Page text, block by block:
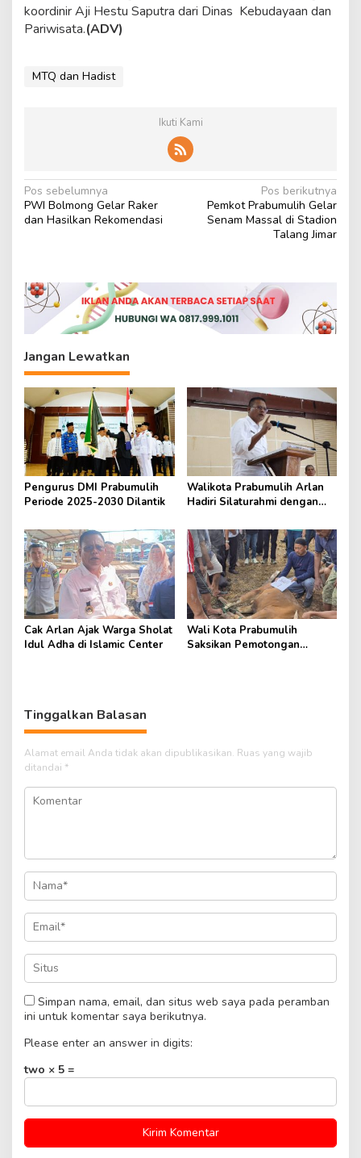
koordinir Aji Hestu Saputra dari Dinas Kebudayaan dan
Pariwisata.(ADV)
MTQ dan Hadist
Ikuti Kami
N
a
g
a
s
i
p
o
s
Pos sebelumnya
PWI Bolmong Gelar Raker
dan Hasilkan Rekomendasi
Pos berikutnya
Pemkot Prabumulih Gelar
Senam Massal di Stadion
Talang Jimar
Jangan Lewatkan
Pengurus DMI Prabumulih
Periode 2025-2030 Dilantik
Walikota Prabumulih Arlan
Hadiri Silaturahmi dengan
Cak Arlan Ajak Warga Sholat
Idul Adha di Islamic Center
Wali Kota Prabumulih
Saksikan Pemotongan
Tinggalkan Balasan
Alamat email Anda tidak akan dipublikasikan. Ruas yang wajib
ditandai *
Simpan nama, email, dan situs web saya pada peramban
ini untuk komentar saya berikutnya.
Please enter an answer in digits:
two × 5 =